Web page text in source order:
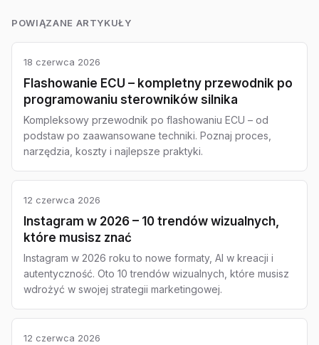
POWIĄZANE ARTYKUŁY
18 czerwca 2026
Flashowanie ECU – kompletny przewodnik po
programowaniu sterowników silnika
Kompleksowy przewodnik po flashowaniu ECU – od
podstaw po zaawansowane techniki. Poznaj proces,
narzędzia, koszty i najlepsze praktyki.
12 czerwca 2026
Instagram w 2026 – 10 trendów wizualnych,
które musisz znać
Instagram w 2026 roku to nowe formaty, AI w kreacji i
autentyczność. Oto 10 trendów wizualnych, które musisz
wdrożyć w swojej strategii marketingowej.
12 czerwca 2026